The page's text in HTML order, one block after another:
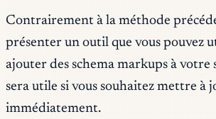
Contrairement à la méthode
présenter un outil que vous pouvez
ajouter des schema markups à votre
sera utile si vous souhaitez mettre à
immédiatement.